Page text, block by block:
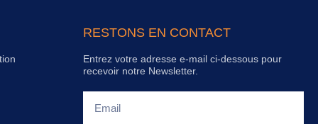
RESTONS EN CONTACT
Entrez votre adresse e-mail ci-dessous pour
recevoir notre Newsletter.